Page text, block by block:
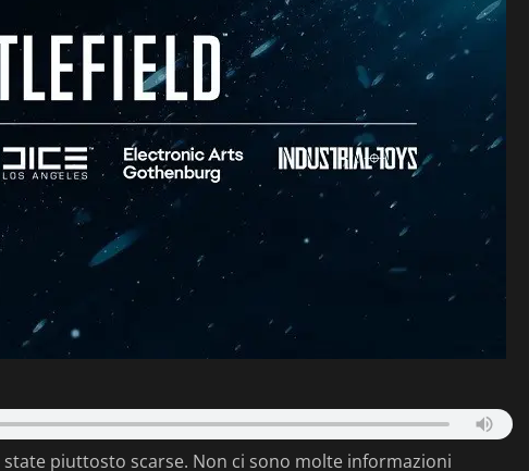
state piuttosto scarse. Non ci sono molte informazioni